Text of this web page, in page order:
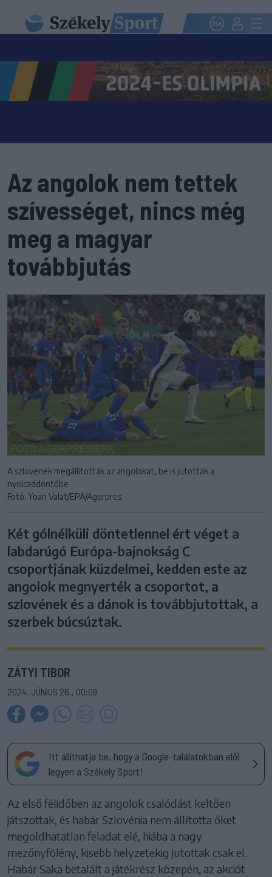
Az angolok nem tettek
szívességet, nincs még
meg a magyar
továbbjutás
A szlovének megállították az angolokat, be is jutottak a
nyolcaddöntőbe
Fotó: Yoan Valat/EPA/Agerpres
Két gólnélküli döntetlennel ért véget a
labdarúgó Európa-bajnokság C
csoportjának küzdelmei, kedden este az
angolok megnyerték a csoportot, a
szlovének és a dánok is továbbjutottak, a
szerbek búcsúztak.
ZÁTYI TIBOR
2024. JÚNIUS 26., 00:09
Itt állíthatja be, hogy a Google-találatokban elöl
legyen a Székely Sport!
Az első félidőben az angolok csalódást keltően
játszottak, és habár Szlovénia nem állította őket
megoldhatatlan feladat elé, hiába a nagy
mezőnyfölény, kisebb helyzetekig jutottak csak el.
Habár Saka betalált a játékrész közepén, az akciót